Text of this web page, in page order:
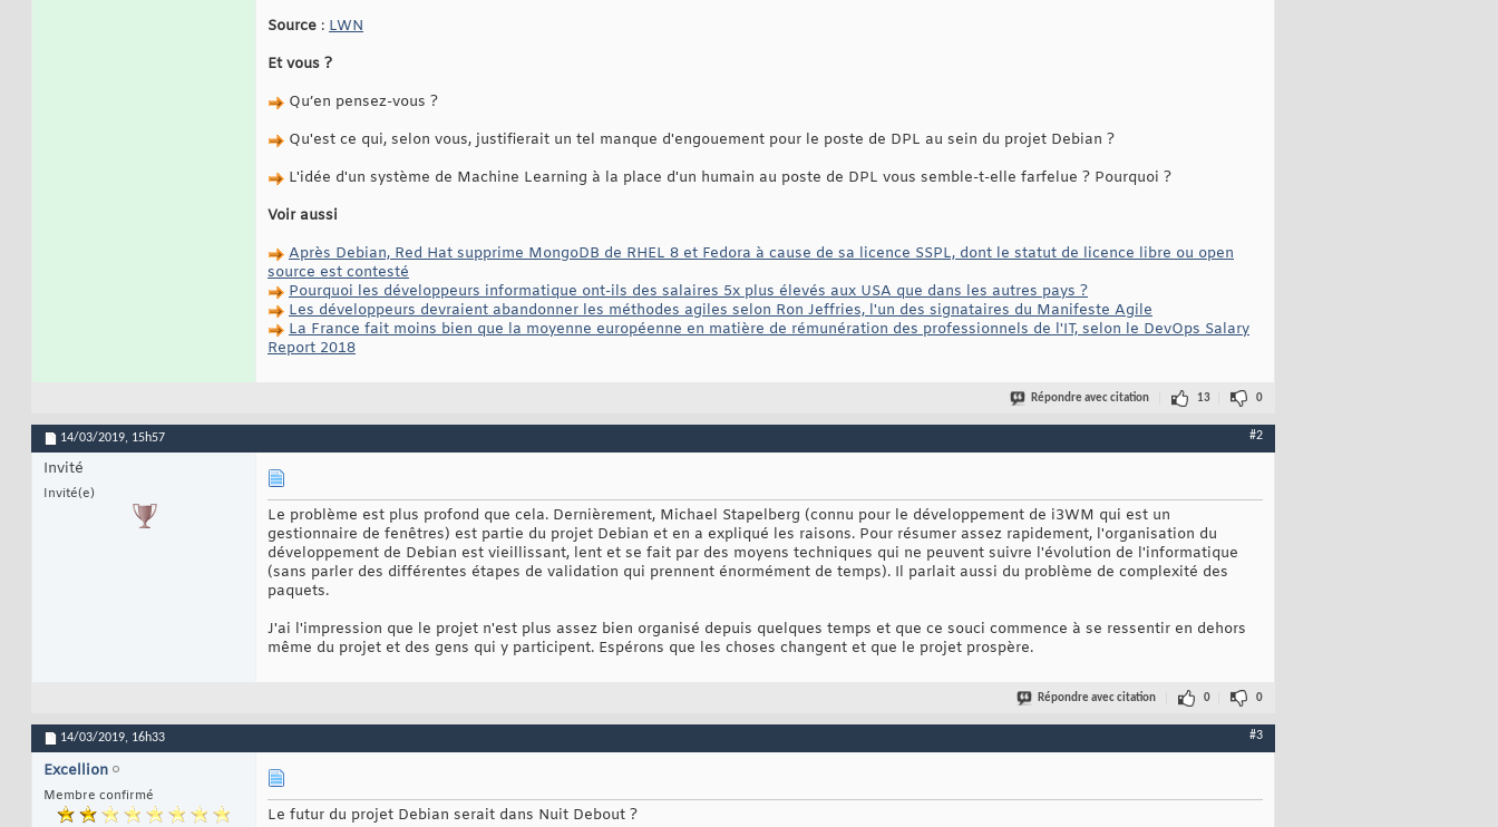
Source : LWN
Et vous ?
Qu’en pensez-vous ?
Qu'est ce qui, selon vous, justifierait un tel manque d'engouement pour le poste de DPL au sein du projet Debian ?
L'idée d'un système de Machine Learning à la place d'un humain au poste de DPL vous semble-t-elle farfelue ? Pourquoi ?
Voir aussi
Après Debian, Red Hat supprime MongoDB de RHEL 8 et Fedora à cause de sa licence SSPL, dont le statut de licence libre ou open
source est contesté
Pourquoi les développeurs informatique ont-ils des salaires 5x plus élevés aux USA que dans les autres pays ?
Les développeurs devraient abandonner les méthodes agiles selon Ron Jeffries, l'un des signataires du Manifeste Agile
La France fait moins bien que la moyenne européenne en matière de rémunération des professionnels de l'IT, selon le DevOps Salary
Report 2018
Répondre avec citation 13 0
14/03/2019, 15h57 #2
Invité
Invité(e)
Le problème est plus profond que cela. Dernièrement, Michael Stapelberg (connu pour le développement de i3WM qui est un
gestionnaire de fenêtres) est partie du projet Debian et en a expliqué les raisons. Pour résumer assez rapidement, l'organisation du
développement de Debian est vieillissant, lent et se fait par des moyens techniques qui ne peuvent suivre l'évolution de l'informatique
(sans parler des différentes étapes de validation qui prennent énormément de temps). Il parlait aussi du problème de complexité des
paquets.
J'ai l'impression que le projet n'est plus assez bien organisé depuis quelques temps et que ce souci commence à se ressentir en dehors
même du projet et des gens qui y participent. Espérons que les choses changent et que le projet prospère.
Répondre avec citation 0 0
14/03/2019, 16h33 #3
Excellion
Membre confirmé
Le futur du projet Debian serait dans Nuit Debout ?